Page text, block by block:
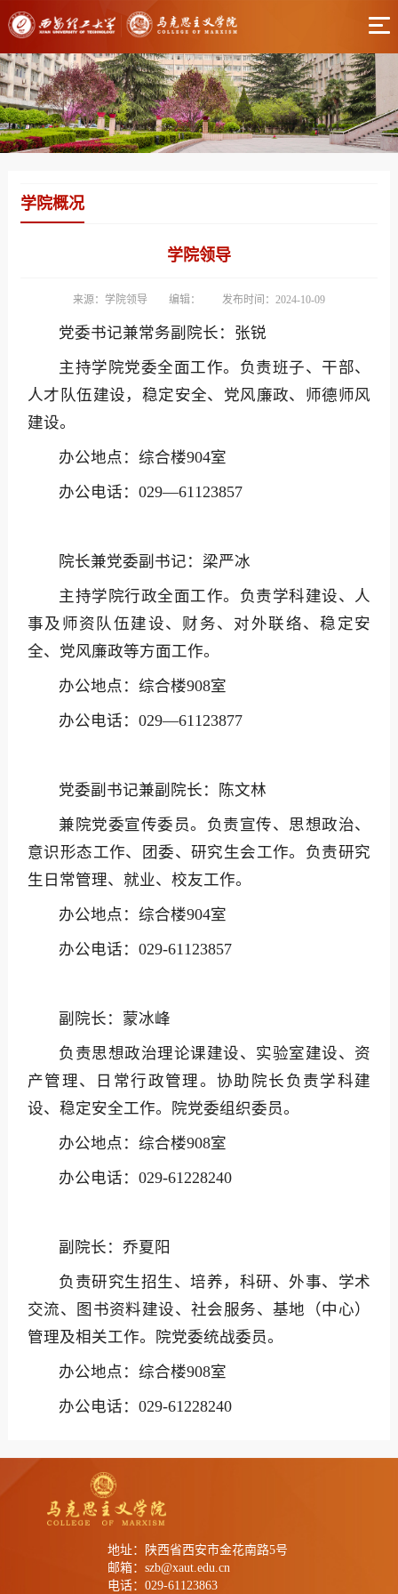
学院概况
学院领导
来源：学院领导 编辑： 发布时间：2024-10-09
党委书记兼常务副院长： 张锐
主持学院党委全面工作。负责班子、干部、
人才队伍建设，稳定安全、党风廉政、师德师风
建设。
办公地点：综合楼904室
办公电话：029—61123857
院长兼党委副书记：梁严冰
主持学院行政全面工作。负责学科建设、人
事及师资队伍建设、财务、对外联络、稳定安
全、党风廉政等方面工作。
办公地点：综合楼908室
办公电话：029—61123877
党委副书记兼副院长：陈文林
兼院党委宣传委员。负责宣传、思想政治、
意识形态工作、团委、研究生会工作。负责研究
生日常管理、就业、校友工作。
办公地点：综合楼904室
办公电话：029-61123857
副院长：蒙冰峰
负责思想政治理论课建设、实验室建设、资
产管理、日常行政管理。协助院长负责学科建
设、稳定安全工作。院党委组织委员。
办公地点：综合楼908室
办公电话：029-61228240
副院长：乔夏阳
负责研究生招生、培养，科研、外事、学术
交流、图书资料建设、社会服务、基地（中心）
管理及相关工作。院党委统战委员。
办公地点：综合楼908室
办公电话：029-61228240
地址：陕西省西安市金花南路5号
邮箱：szb@xaut.edu.cn
电话：029-61123863